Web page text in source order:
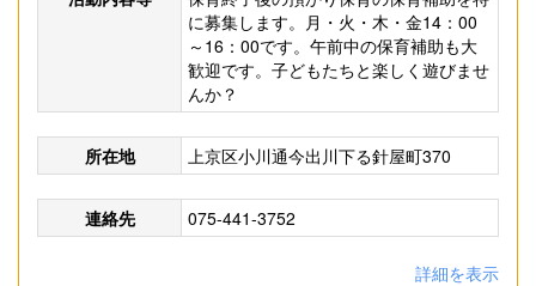
に募集します。月・火・木・金14：00
～16：00です。午前中の保育補助も大
歓迎です。子どもたちと楽しく遊びませ
んか？
所在地 上京区小川通今出川下る針屋町370
連絡先 075-441-3752
詳細を表示